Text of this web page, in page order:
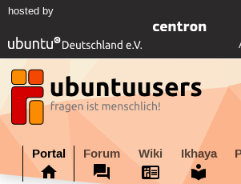
hosted by
Portal Forum Wiki Ikhaya